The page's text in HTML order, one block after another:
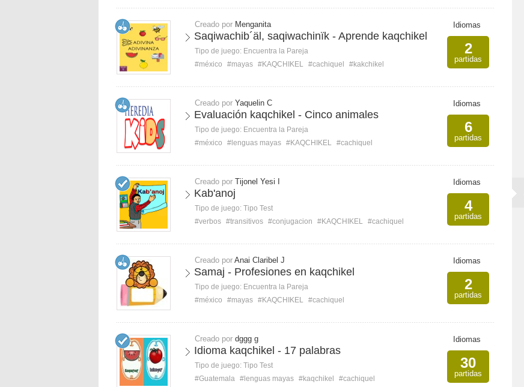
Creado por Menganita
Saqiwachib´äl, saqiwachinïk - Aprende kaqchikel
Tipo de juego: Encuentra la Pareja
#méxico
#mayas #KAQCHIKEL #cachiquel #kakchikel
Idiomas
2
partidas
Creado por Yaquelin C
Evaluación kaqchikel - Cinco animales
Tipo de juego: Encuentra la Pareja
#méxico
#lenguas mayas #KAQCHIKEL #cachiquel
Idiomas
6
partidas
Creado por Tijonel Yesi I
Kab'anoj
Tipo de juego: Tipo Test
#verbos #transitivos #conjugacion #KAQCHIKEL #cachiquel
Idiomas
4
partidas
Creado por Anai Claribel J
Samaj - Profesiones en kaqchikel
Tipo de juego: Encuentra la Pareja
#méxico
#mayas #KAQCHIKEL #cachiquel
Idiomas
2
partidas
Creado por dggg g
Idioma kaqchikel - 17 palabras
Tipo de juego: Tipo Test
#Guatemala #lenguas mayas #kaqchikel #cachiquel
Idiomas
30
partidas